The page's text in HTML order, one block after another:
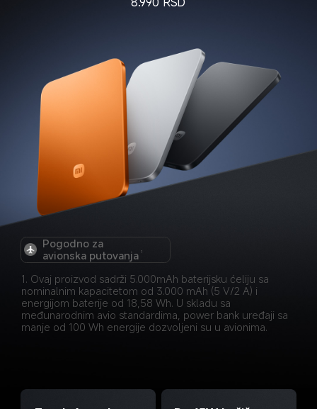
Pogodno za
avionska putovanja 1
1. Ovaj proizvod sadrži 5.000mAh baterijsku ćeliju sa
nominalnim kapacitetom od 3.000 mAh (5 V/2 A) i
energijom baterije od 18,58 Wh. U skladu sa
međunarodnim avio standardima, power bank uređaji sa
manje od 100 Wh energije dozvoljeni su u avionima.